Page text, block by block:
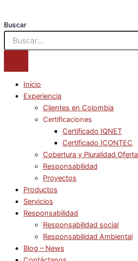
Buscar
Inicio
Experiencia
Clientes en Colombia
Certificaciones
Certificado IQNET
Certificado ICONTEC
Cobertura y Pluralidad Oferta
Responsabilidad
Proyectos
Productos
Servicios
Responsabilidad
Responsabilidad social
Responsabilidad Ambiental
Blog – News